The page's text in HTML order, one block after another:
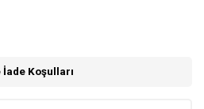
İade Koşulları